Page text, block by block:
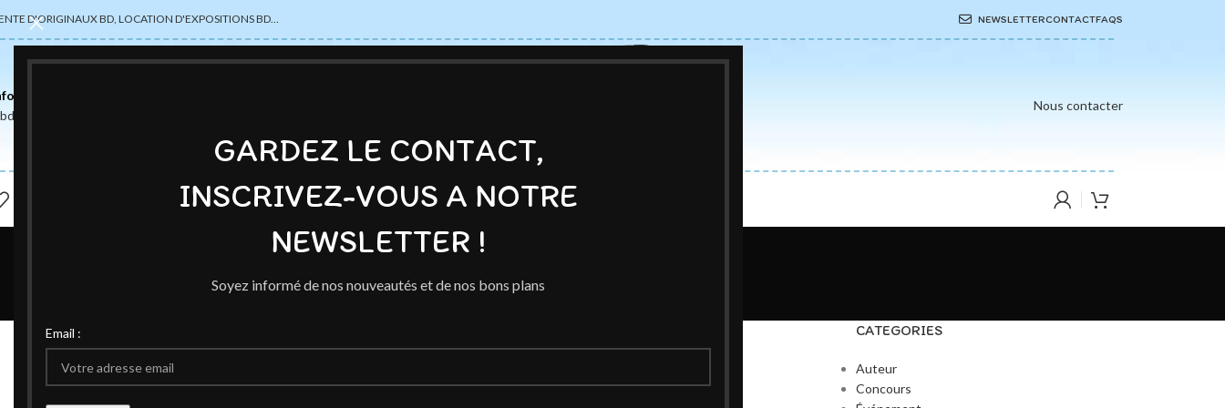
GARDEZ LE CONTACT,
INSCRIVEZ-VOUS A NOTRE
NEWSLETTER !
Soyez informé de nos nouveautés et de nos bons plans
Email :
D'ORIGINAUX BD, LOCATION D'EXPOSITIONS BD… NEWSLETTERCONTACTFAQS
Nous contacter
ACCUEILBOUTIQUE AUTEURS
Blog
Puteaux Exposition Ric Hochet
Publié par CedOn 21 mai 2022
CATEGORIES
Auteur
Concours